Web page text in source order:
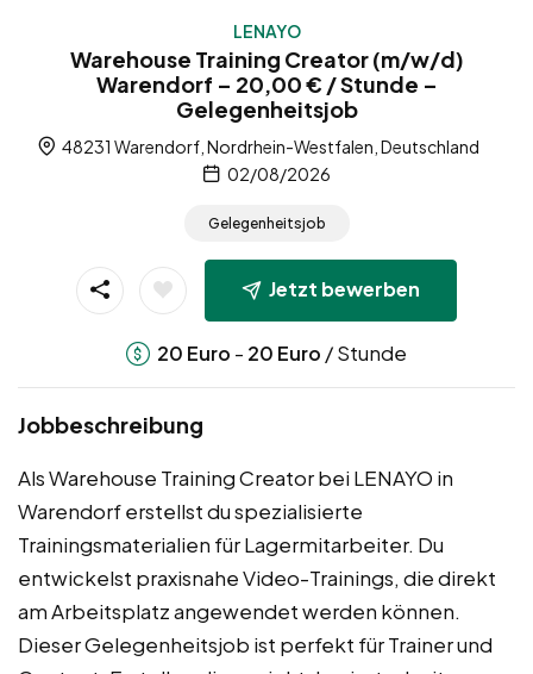
LENAYO
Warehouse Training Creator (m/w/d)
Warendorf – 20,00 € / Stunde –
Gelegenheitsjob
48231 Warendorf, Nordrhein-Westfalen, Deutschland
02/08/2026
Gelegenheitsjob
Jetzt bewerben
20 Euro - 20 Euro / Stunde
Jobbeschreibung
Als Warehouse Training Creator bei LENAYO in
Warendorf erstellst du spezialisierte
Trainingsmaterialien für Lagermitarbeiter. Du
entwickelst praxisnahe Video-Trainings, die direkt
am Arbeitsplatz angewendet werden können.
Dieser Gelegenheitsjob ist perfekt für Trainer und